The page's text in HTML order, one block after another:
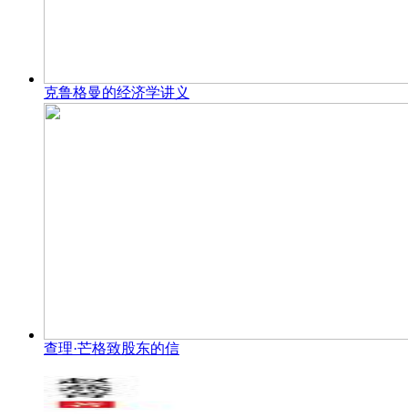
克鲁格曼的经济学讲义
查理·芒格致股东的信